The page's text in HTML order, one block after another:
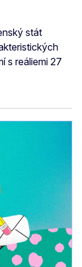
stát
s reáliemi 27